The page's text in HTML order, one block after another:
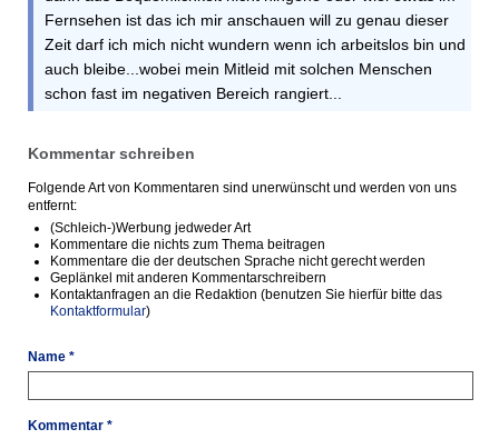
Fernsehen ist das ich mir anschauen will zu genau dieser
Zeit darf ich mich nicht wundern wenn ich arbeitslos bin und
auch bleibe...wobei mein Mitleid mit solchen Menschen
schon fast im negativen Bereich rangiert...
Kommentar schreiben
Folgende Art von Kommentaren sind unerwünscht und werden von uns
entfernt:
(Schleich-)Werbung jedweder Art
Kommentare die nichts zum Thema beitragen
Kommentare die der deutschen Sprache nicht gerecht werden
Geplänkel mit anderen Kommentarschreibern
Kontaktanfragen an die Redaktion (benutzen Sie hierfür bitte das
Kontaktformular)
Name *
Kommentar *